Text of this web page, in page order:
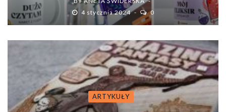
4 stycznia 2024
0
ARTYKUŁY